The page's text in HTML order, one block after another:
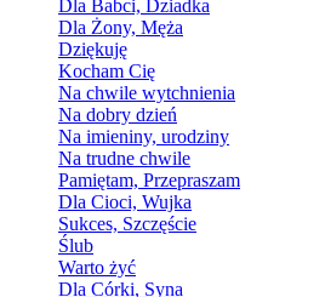
Dla Babci, Dziadka
Dla Żony, Męża
Dziękuję
Kocham Cię
Na chwile wytchnienia
Na dobry dzień
Na imieniny, urodziny
Na trudne chwile
Pamiętam, Przepraszam
Dla Cioci, Wujka
Sukces, Szczęście
Ślub
Warto żyć
Dla Córki, Syna